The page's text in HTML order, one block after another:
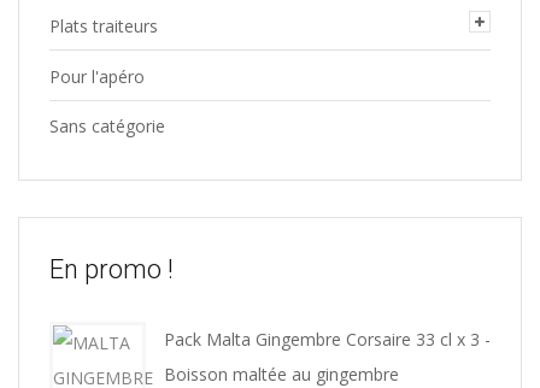
Plats traiteurs
Pour l'apéro
Sans catégorie
En promo !
Pack Malta Gingembre Corsaire 33 cl x 3 -
Boisson maltée au gingembre